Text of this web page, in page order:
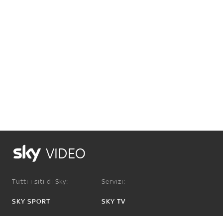
VIDEO
Tutti i siti di Sky:
SKY SPORT
Servizi:
SKY TV